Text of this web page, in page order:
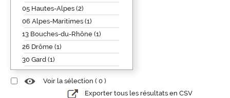
05 Hautes-Alpes (2)
06 Alpes-Maritimes (1)
13 Bouches-du-Rhône (1)
26 Drôme (1)
30 Gard (1)
Voir la sélection ( 0 )
Exporter tous les résultats en CSV